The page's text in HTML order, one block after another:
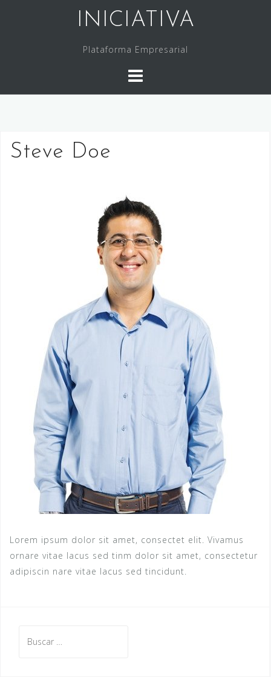
INICIATIVA
Plataforma Empresarial
Steve Doe
Lorem ipsum dolor sit amet, consectet elit. Vivamus
ornare vitae lacus sed tinm dolor sit amet, consectetur
adipiscin nare vitae lacus sed tincidunt.